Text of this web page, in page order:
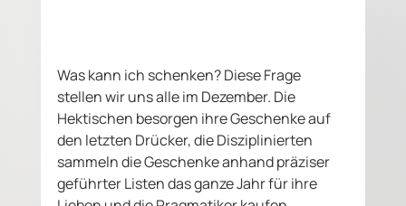
Was kann ich schenken? Diese Frage
stellen wir uns alle im Dezember. Die
Hektischen besorgen ihre Geschenke auf
den letzten Drücker, die Disziplinierten
sammeln die Geschenke anhand präziser
geführter Listen das ganze Jahr für ihre